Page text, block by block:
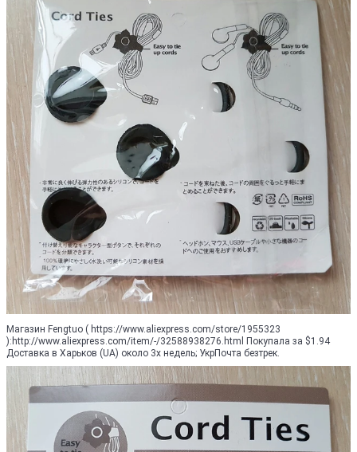
Магазин Fengtuo ( https://www.aliexpress.com/store/1955323
):http://www.aliexpress.com/item/-/32588938276.html Покупала за $1.94
Доставка в Харьков (UA) около 3х недель; УкрПочта безтрек.